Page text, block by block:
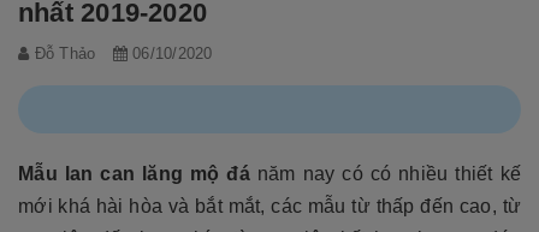
nhất 2019-2020
Đỗ Thảo 06/10/2020
Mẫu lan can lăng mộ đánăm nay có có nhiều thiết kế
mới khá hài hòa và bắt mắt, các mẫu từ thấp đến cao, từ